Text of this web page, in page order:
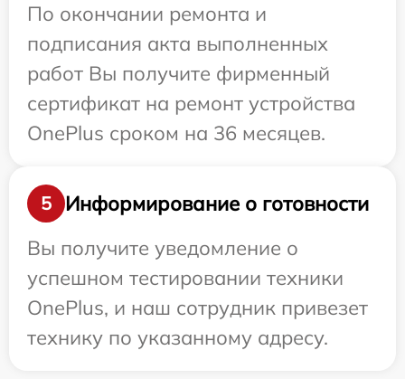
По окончании ремонта и
подписания акта выполненных
работ Вы получите фирменный
сертификат на ремонт устройства
OnePlus сроком на 36 месяцев.
5
Информирование о готовности
Вы получите уведомление о
успешном тестировании техники
OnePlus, и наш сотрудник привезет
технику по указанному адресу.